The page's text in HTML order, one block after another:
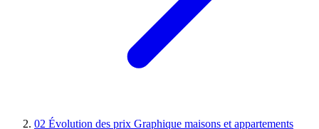
02 Évolution des prix Graphique maisons et appartements